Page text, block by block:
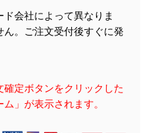
会社によって異なりま
。ご注文受付後すぐに発
定ボタンをクリックした
」が表示されます。